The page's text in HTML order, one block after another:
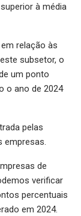
à média
relação às
subsetor, o
um ponto
o ano de 2024
pelas
empresas.
de
verificar
percentuais
em 2024.